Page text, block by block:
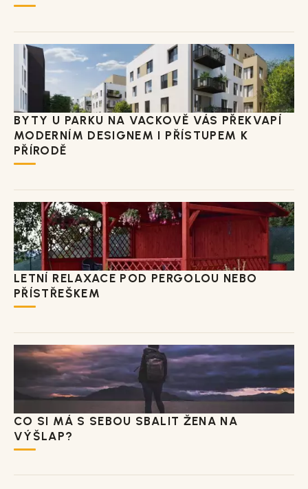
BYTY U PARKU NA VACKOVĚ VÁS PŘEKVAPÍ
MODERNÍM DESIGNEM I PŘÍSTUPEM K
PŘÍRODĚ
LETNÍ RELAXACE POD PERGOLOU NEBO
PŘÍSTŘEŠKEM
CO SI MÁ S SEBOU SBALIT ŽENA NA
VÝŠLAP?